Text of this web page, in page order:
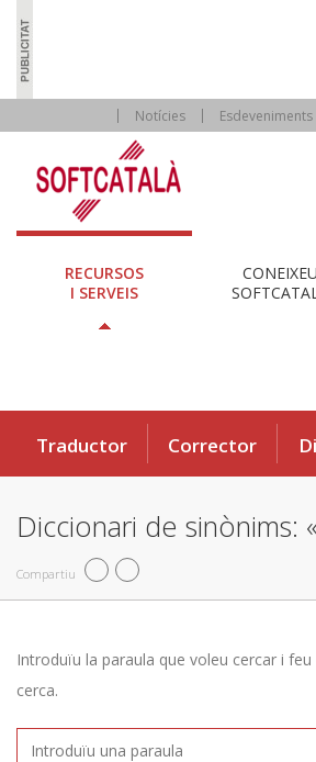
Notícies Esdeveniments
RECURSOS
I SERVEIS
CONEIXEU
Traductor Corrector
Diccionari de sinònims:
Compartiu
Introduïu la paraula que voleu cercar i
cerca.